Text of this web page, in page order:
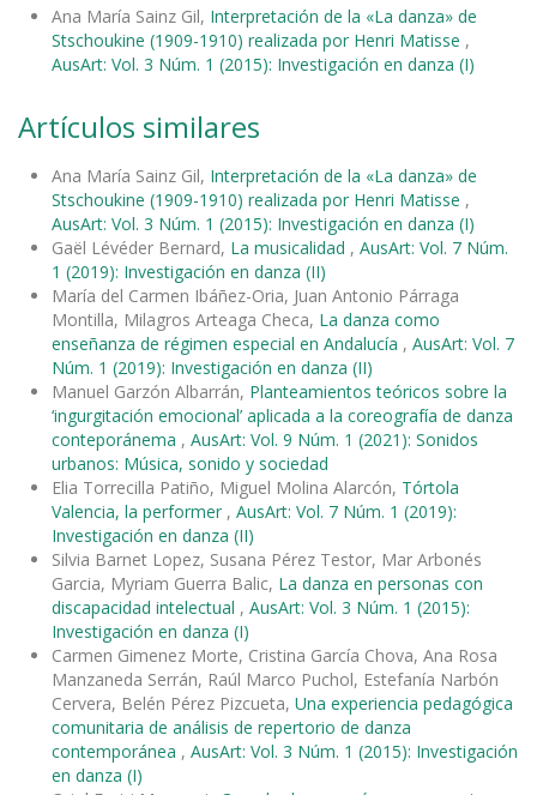
Ana María Sainz Gil, Interpretación de la «La danza» de
Stschoukine (1909-1910) realizada por Henri Matisse ,
AusArt: Vol. 3 Núm. 1 (2015): Investigación en danza (I)
Artículos similares
Ana María Sainz Gil, Interpretación de la «La danza» de
Stschoukine (1909-1910) realizada por Henri Matisse ,
AusArt: Vol. 3 Núm. 1 (2015): Investigación en danza (I)
Gaël Lévéder Bernard, La musicalidad , AusArt: Vol. 7 Núm.
1 (2019): Investigación en danza (II)
María del Carmen Ibáñez-Oria, Juan Antonio Párraga
Montilla, Milagros Arteaga Checa, La danza como
enseñanza de régimen especial en Andalucía , AusArt: Vol. 7
Núm. 1 (2019): Investigación en danza (II)
Manuel Garzón Albarrán, Planteamientos teóricos sobre la
‘ingurgitación emocional’ aplicada a la coreografía de danza
conteporánema , AusArt: Vol. 9 Núm. 1 (2021): Sonidos
urbanos: Música, sonido y sociedad
Elia Torrecilla Patiño, Miguel Molina Alarcón, Tórtola
Valencia, la performer , AusArt: Vol. 7 Núm. 1 (2019):
Investigación en danza (II)
Silvia Barnet Lopez, Susana Pérez Testor, Mar Arbonés
Garcia, Myriam Guerra Balic, La danza en personas con
discapacidad intelectual , AusArt: Vol. 3 Núm. 1 (2015):
Investigación en danza (I)
Carmen Gimenez Morte, Cristina García Chova, Ana Rosa
Manzaneda Serrán, Raúl Marco Puchol, Estefanía Narbón
Cervera, Belén Pérez Pizcueta, Una experiencia pedagógica
comunitaria de análisis de repertorio de danza
contemporánea , AusArt: Vol. 3 Núm. 1 (2015): Investigación
en danza (I)